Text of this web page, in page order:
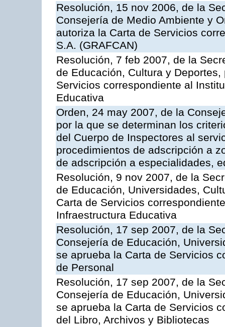
Resolución, 15 nov 2006, de la
Consejería de Medio Ambiente y
autoriza la Carta de Servicios
S.A. (GRAFCAN)
Resolución, 7 feb 2007, de la
de Educación, Cultura y
Servicios correspondiente al
Educativa
Orden, 24 may 2007, de la
por la que se determinan los
del Cuerpo de Inspectores al
procedimientos de adscripción a
de adscripción a especialidades,
Resolución, 9 nov 2007, de la
de Educación, Universidades,
Carta de Servicios
Infraestructura Educativa
Resolución, 17 sep 2007, de la
Consejería de Educación,
se aprueba la Carta de Servicios
de Personal
Resolución, 17 sep 2007, de la
Consejería de Educación,
se aprueba la Carta de Servicios
del Libro, Archivos y Bibliotecas